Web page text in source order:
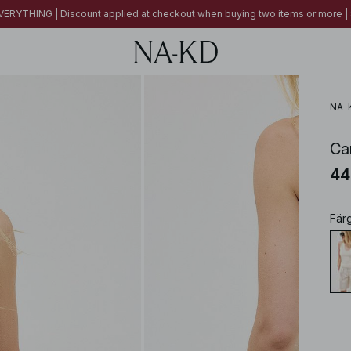
| Discount applied at checkout when buying two items or more |
NA-